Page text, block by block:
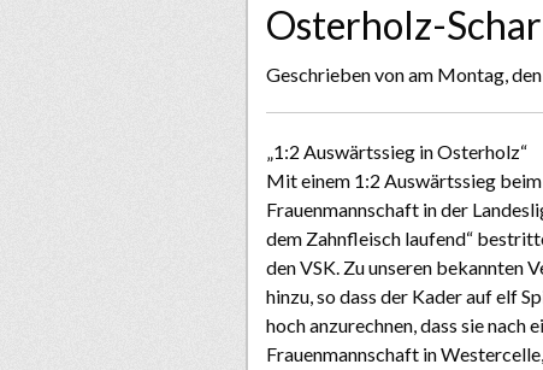
Osterholz-
Geschrieben vonam Montag,
„1:2 Auswärtssieg in Osterholz“
Mit einem 1:2 Auswärtssieg
Frauenmannschaft in der
dem Zahnfleisch laufend“
den VSK. Zu unseren bekannten
hinzu, so dass der Kader auf elf
hoch anzurechnen, dass sie nach
Frauenmannschaft in